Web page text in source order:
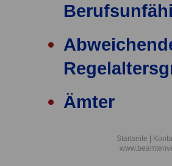
Ämter
Startseite